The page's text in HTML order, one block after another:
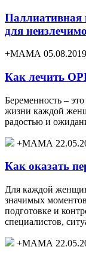
Паллиативная
для
+МАМА 05.08.2019
Как лечить
Беременность –
жизни каждой
радостью и
+МАМА
Как оказать
Для каждой
значимых
подготовке и
специалистов,
+МАМА